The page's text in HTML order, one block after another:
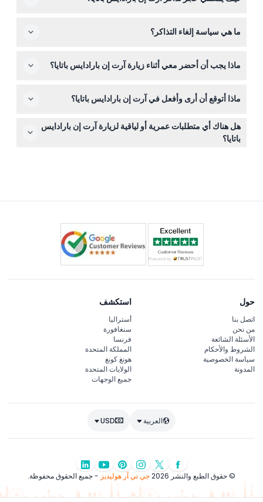
الموقع، حيث يمكنك أيضًا التحقق من التوافر للتاريخ والوقت
ما هي سياسة إلغاء التذاكر؟
إلغاؤها، لذا تأكد من اختيار التاريخ بعناية عند الحجز.
ماذا يجب أن أحضر معي أثناء زيارة آرت إن بارادايس باتايا؟
بالإضافة إلى أحذية مريحة لأنك ستتمشى عبر عدة مناطق ذات
ماذا أتوقع أن أرى وأفعل في آرت إن بارادايس باتايا؟
ستستكشف أكثر من 100 لوحة ثلاثية الأبعاد مذهلة عبر مناطق
ذات طابع متنوع، حيث يمكنك التفاعل مع الفن وتصبح جزءًا من
الأوهام البصرية.
هل هناك أي متطلبات عمرية أو لياقية لزيارة آرت إن بارادايس
باتايا؟
حول
اتصل بنا
من نحن
الأسئلة الشائعة
الشروط والأحكام
سياسة الخصوصية
المدونة
استكشف
أستراليا
سنغافورة
فرنسا
المملكة المتحدة
هونغ كونغ
الولايات المتحدة
جميع الوجهات
العربية USD
© حقوق الطبع والنشر 2026 جي تي آر هوليديز - جميع الحقوق محفوظة.